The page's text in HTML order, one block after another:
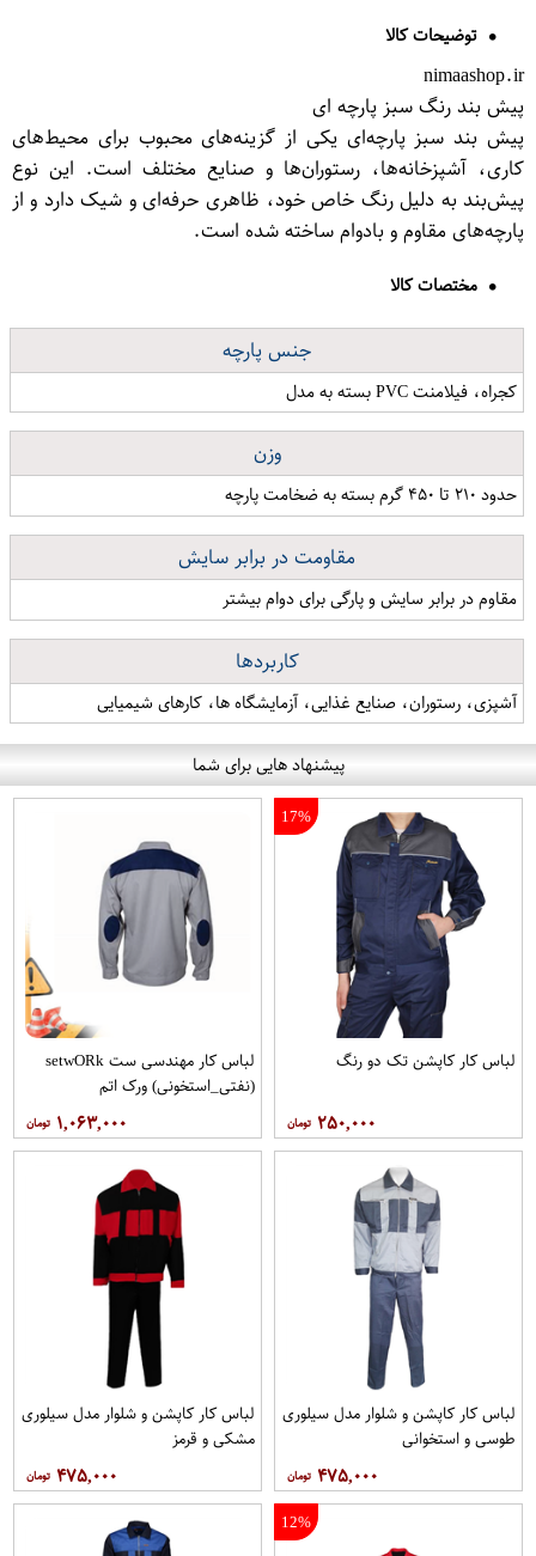
توضیحات کالا
nimaashop.ir
پیش بند رنگ سبز پارچه ای
پیش بند سبز پارچه‌ای یکی از گزینه‌های محبوب برای محیط‌های
کاری، آشپزخانه‌ها، رستوران‌ها و صنایع مختلف است. این نوع
پیش‌بند به دلیل رنگ خاص خود، ظاهری حرفه‌ای و شیک دارد و از
پارچه‌های مقاوم و بادوام ساخته شده است.
مختصات کالا
جنس پارچه
کجراه، فیلامنت PVC بسته به مدل
وزن
حدود ۲۱۰ تا ۴۵۰ گرم بسته به ضخامت پارچه
مقاومت در برابر سایش
مقاوم در برابر سایش و پارگی برای دوام بیشتر
کاربردها
آشپزی، رستوران، صنایع غذایی، آزمایشگاه ها، کارهای شیمیایی
پیشنهاد هایی برای شما
17%
لباس کار کاپشن تک دو رنگ
۲۵۰,۰۰۰
لباس کار مهندسی ست setwO​Rk
(نفتی_استخونی) ورک اتم
۱,۰۶۳,۰۰۰
لباس کار کاپشن و شلوار مدل سيلوری
طوسی و استخوانی
۴۷۵,۰۰۰
لباس کار کاپشن و شلوار مدل سیلوری
مشکی و قرمز
۴۷۵,۰۰۰
12%